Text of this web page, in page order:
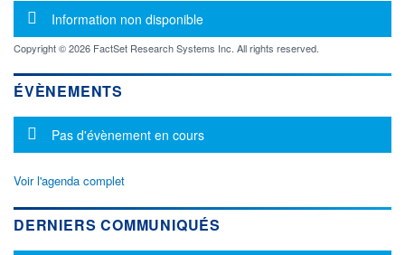
Message d'information
Information non disponible
Copyright © 2026 FactSet Research Systems Inc. All rights reserved.
ÉVÈNEMENTS
Message d'information
Pas d'évènement en cours
Voir l'agenda complet
DERNIERS COMMUNIQUÉS